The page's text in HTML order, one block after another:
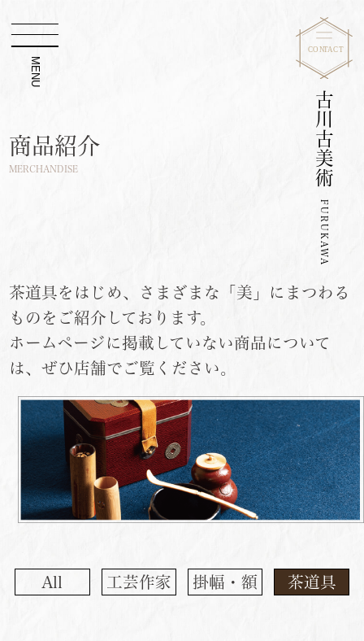
古川古美術
FURUKAWA
MENU
商品紹介
MERCHANDISE
茶道具をはじめ、さまざまな「美」にまつわる
ものをご紹介しております。
ホームページに掲載していない商品について
は、ぜひ店舗でご覧ください。
All 工芸作家 掛幅・額 茶道具